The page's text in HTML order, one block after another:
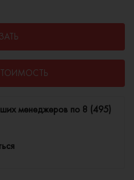
менеджеров по 8 (495)